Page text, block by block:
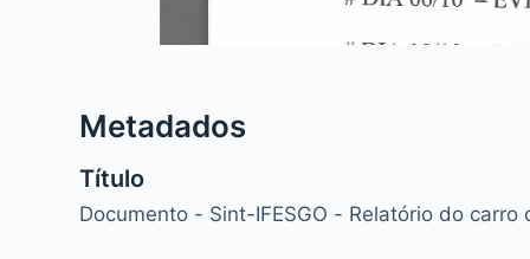
Metadados
Título
Documento - Sint-IFESGO - Relatório do